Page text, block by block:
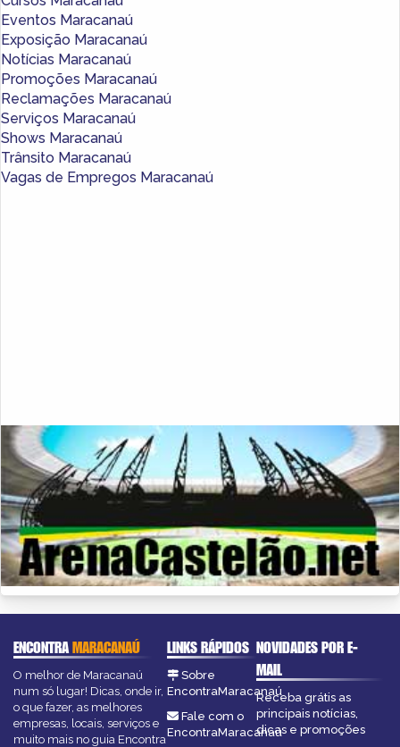
Eventos Maracanaú
Exposição Maracanaú
Notícias Maracanaú
Promoções Maracanaú
Reclamações Maracanaú
Serviços Maracanaú
Shows Maracanaú
Trânsito Maracanaú
Vagas de Empregos Maracanaú
ENCONTRAMARACANAÚ
O melhor de Maracanaú
num só lugar! Dicas, onde ir,
o que fazer, as melhores
empresas, locais, serviços e
muito mais no guia Encontra
LINKS RÁPIDOS
Sobre
EncontraMaracanaú
Fale com o
EncontraMaracanaú
NOVIDADES POR E-
MAIL
Receba grátis as
principais notícias,
dicas e promoções